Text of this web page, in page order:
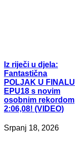
Iz riječi u djela:
Fantastična
POLJAK U FINALU
EPU18 s novim
osobnim rekordom
2:06,08! (VIDEO)
Srpanj 18, 2026